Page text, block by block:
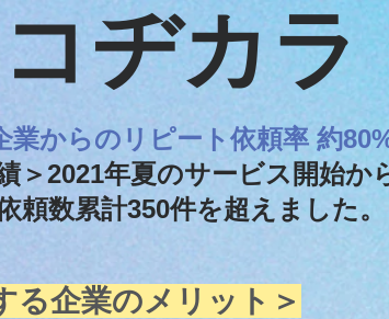
コヂカラ
業からのリピート依頼率 約
＞2021年夏のサービス開始か
頼数累計350件を超えました。
る企業のメリット＞